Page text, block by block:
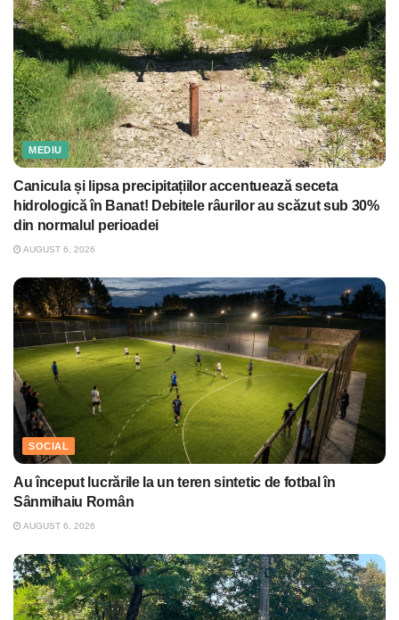
MEDIU
Canicula și lipsa precipitațiilor accentuează seceta
hidrologică în Banat! Debitele râurilor au scăzut sub 30%
din normalul perioadei
AUGUST 6, 2026
SOCIAL
Au început lucrările la un teren sintetic de fotbal în
Sânmihaiu Român
AUGUST 6, 2026